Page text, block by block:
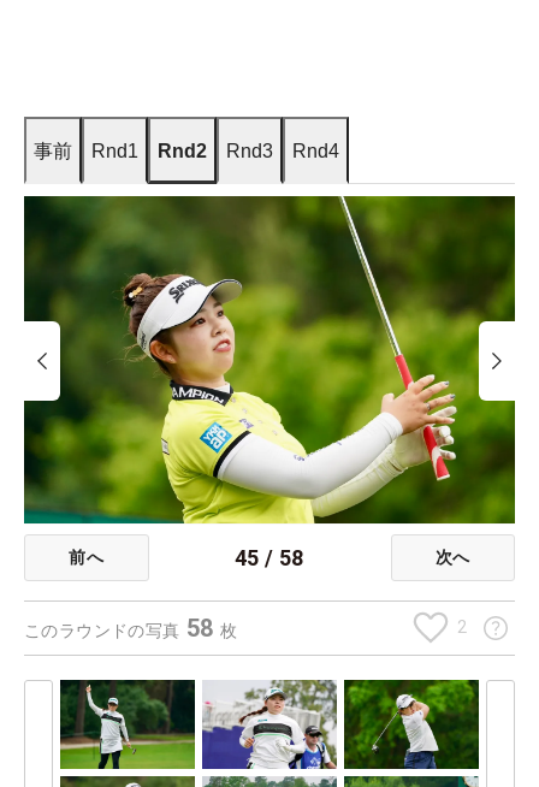
事前 Rnd1 Rnd2 Rnd3 Rnd4
前へ 45 / 58 次へ
このラウンドの写真 58枚 2